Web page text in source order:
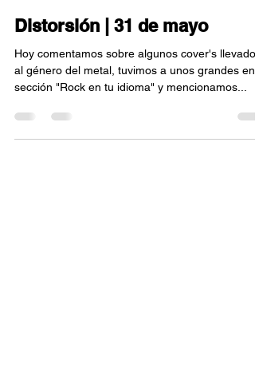
Distorsión | 31 de mayo
Hoy comentamos sobre algunos cover's llevados
al género del metal, tuvimos a unos grandes en
sección "Rock en tu idioma" y mencionamos...